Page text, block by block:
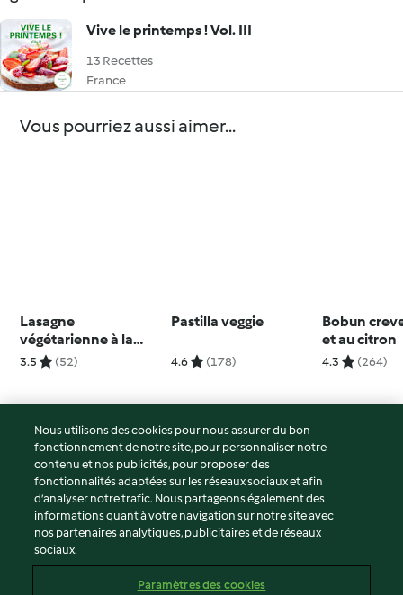
Vive le printemps ! Vol. III
13 Recettes
France
Vous pourriez aussi aimer...
Lasagne
végétarienne à la
mozzarella
3.5 (52)
Pastilla veggie
4.6 (178)
Bobun
et au citron
4.3 (264)
© Copyright 2026
Conditions d'utilisation
Politique de confidentialité
Non-responsabilité
Mentions légales
Nous utilisons des cookies pour nous assurer du bon
fonctionnement de notre site, pour personnaliser notre
contenu et nos publicités, pour proposer des
fonctionnalités adaptées sur les réseaux sociaux et afin
d’analyser notre trafic. Nous partageons également des
informations quant à votre navigation sur notre site avec
nos partenaires analytiques, publicitaires et de réseaux
sociaux.
Paramètres des cookies